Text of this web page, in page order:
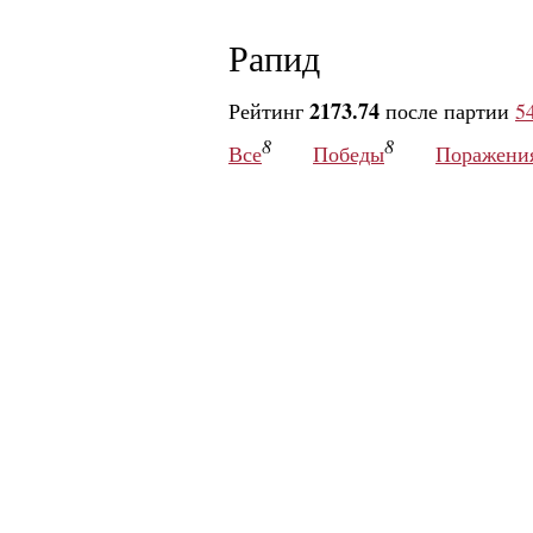
Рапид
Рейтинг 2173.74 после партии
Все8 Победы8